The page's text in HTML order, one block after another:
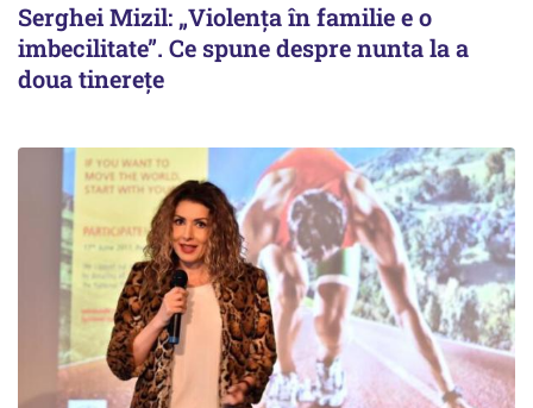
Serghei Mizil: „Violența în familie e o
imbecilitate”. Ce spune despre nunta la a
doua tinerețe